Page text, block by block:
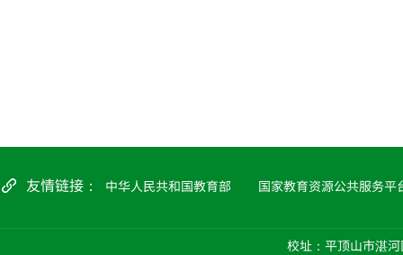
友情链接： 中华人民共和国教育部 国家教育资源公共服务平
校址：平顶山市